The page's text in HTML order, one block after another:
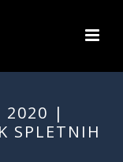
2020 |
SPLETNIH